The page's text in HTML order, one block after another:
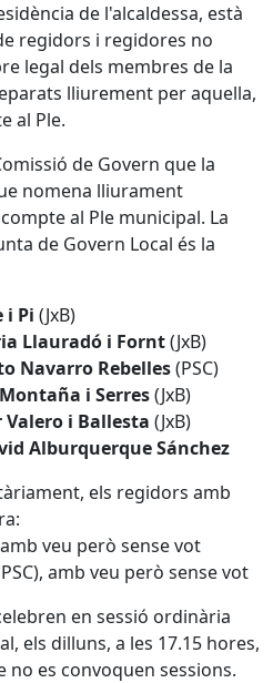
de l'alcaldessa, està
regidors i regidores no
legal dels membres de la
lliurement per aquella,
al Ple.
de Govern que la
nomena lliurament
al Ple municipal. La
de Govern Local és la
i Pi (JxB)
Llauradó i Fornt(JxB)
Navarro Rebelles(PSC)
i Serres(JxB)
Valero i Ballesta (JxB)
Alburquerque Sánchez
els regidors amb
amb veu però sense vot
amb veu però sense vot
en sessió ordinària
els dilluns, a les 17.15 hores,
no es convoquen sessions.